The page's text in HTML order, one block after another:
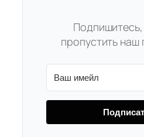
пропустить наш